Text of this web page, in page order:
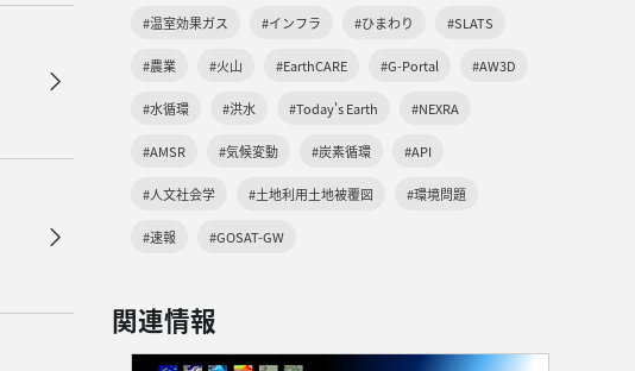
#温室効果ガス #インフラ #ひまわり #SLATS
#農業 #火山 #EarthCARE #G-Portal #AW3D
#水循環 #洪水 #Today's Earth #NEXRA
#AMSR #気候変動 #炭素循環 #API
#人文社会学 #土地利用土地被覆図 #環境問題
#速報 #GOSAT-GW
関連情報